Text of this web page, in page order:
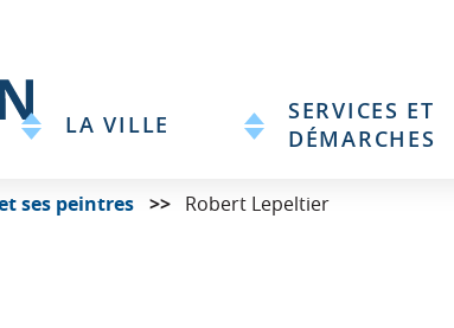
principal
LA VILLE
SERVICES ET
DÉMARCHES
ses peintres Robert Lepeltier